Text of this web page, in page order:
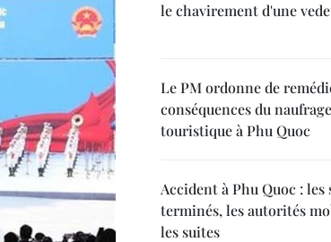
le chavirement d'une
Le PM ordonne de
conséquences du
touristique à Phu Quoc
Accident à Phu Quoc : les
terminés, les autorités
les suites